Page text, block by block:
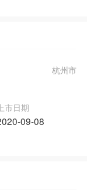
杭州市
上市日期
09-08